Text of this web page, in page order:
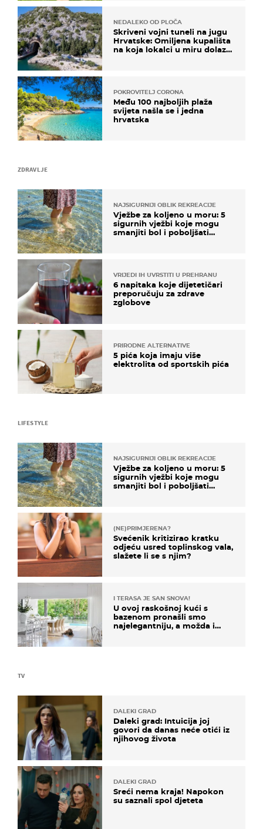
ZDRAVLJE
NAJSIGURNIJI OBLIK REKREACIJE
Vježbe za koljeno u moru: 5
sigurnih vježbi koje mogu
smanjiti bol i poboljšati
VRIJEDI IH UVRSTITI U PREHRANU
6 napitaka koje dijetetičari
preporučuju za zdrave
zglobove
PRIRODNE ALTERNATIVE
5 pića koja imaju više
elektrolita od sportskih pića
TV
DALEKI GRAD
Daleki grad: Intuicija joj
govori da danas neće otići iz
njihovog života
DALEKI GRAD
Sreći nema kraja! Napokon
su saznali spol djeteta
NEDALEKO OD PLOČA
Skriveni vojni tuneli na jugu
Hrvatske: Omiljena kupališta
na koja lokalci u miru dolaze
POKROVITELJ CORONA
Među 100 najboljih plaža
svijeta našla se i jedna
hrvatska
LIFESTYLE
NAJSIGURNIJI OBLIK REKREACIJE
Vježbe za koljeno u moru: 5
sigurnih vježbi koje mogu
smanjiti bol i poboljšati
(NE)PRIMJERENA?
Svećenik kritizirao kratku
odjeću usred toplinskog vala,
slažete li se s njim?
I TERASA JE SAN SNOVA!
U ovoj raskošnoj kući s
bazenom pronašli smo
najelegantniju, a možda i